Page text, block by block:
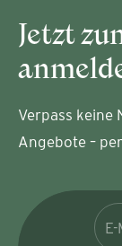
Jetzt
Verpass keine
Angebote –